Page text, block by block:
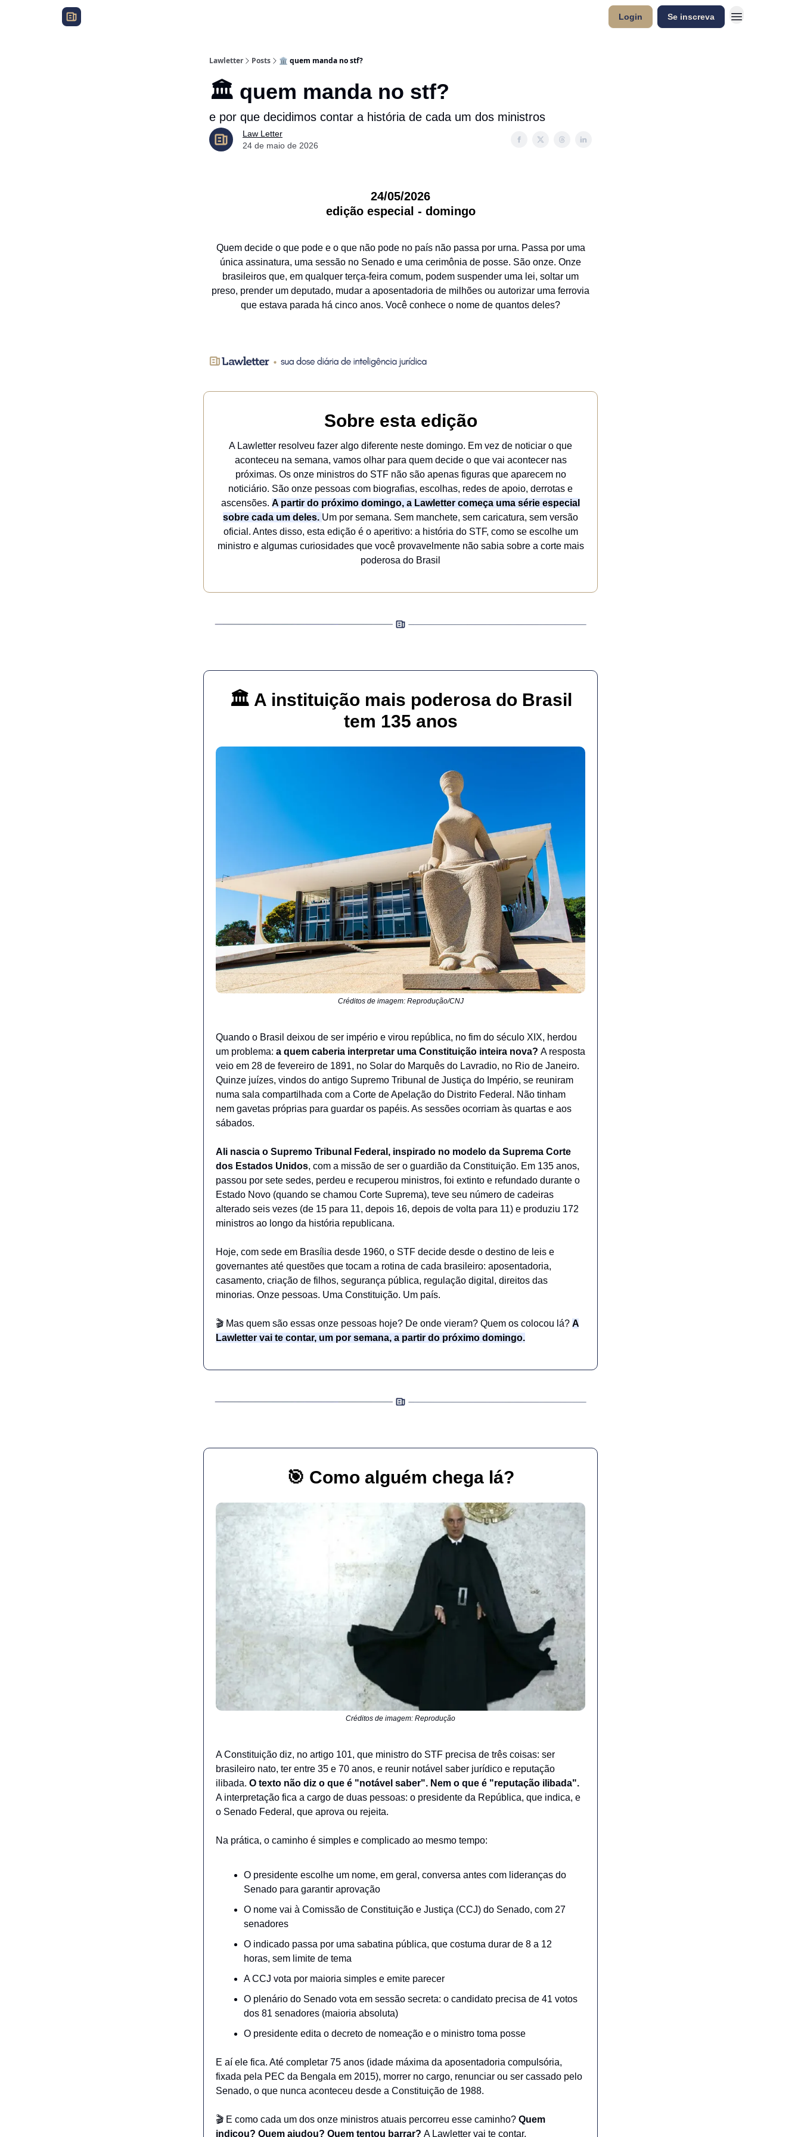
Login Se inscreva
Lawletter Posts 🏛️ quem manda no stf?
🏛️ quem manda no stf?
e por que decidimos contar a história de cada um dos ministros
Law Letter
24 de maio de 2026
24/05/2026
edição especial - domingo
Quem decide o que pode e o que não pode no país não passa por urna. Passa por uma
única assinatura, uma sessão no Senado e uma cerimônia de posse. São onze. Onze
brasileiros que, em qualquer terça-feira comum, podem suspender uma lei, soltar um
preso, prender um deputado, mudar a aposentadoria de milhões ou autorizar uma ferrovia
que estava parada há cinco anos. Você conhece o nome de quantos deles?
Sobre esta edição
A Lawletter resolveu fazer algo diferente neste domingo. Em vez de noticiar o que
aconteceu na semana, vamos olhar para quem decide o que vai acontecer nas
próximas. Os onze ministros do STF não são apenas figuras que aparecem no
noticiário. São onze pessoas com biografias, escolhas, redes de apoio, derrotas e
ascensões. A partir do próximo domingo, a Lawletter começa uma série especial
sobre cada um deles. Um por semana. Sem manchete, sem caricatura, sem versão
oficial. Antes disso, esta edição é o aperitivo: a história do STF, como se escolhe um
ministro e algumas curiosidades que você provavelmente não sabia sobre a corte mais
poderosa do Brasil
🏛️ A instituição mais poderosa do Brasil
tem 135 anos
Créditos de imagem: Reprodução/CNJ
Quando o Brasil deixou de ser império e virou república, no fim do século XIX, herdou
um problema: a quem caberia interpretar uma Constituição inteira nova? A resposta
veio em 28 de fevereiro de 1891, no Solar do Marquês do Lavradio, no Rio de Janeiro.
Quinze juízes, vindos do antigo Supremo Tribunal de Justiça do Império, se reuniram
numa sala compartilhada com a Corte de Apelação do Distrito Federal. Não tinham
nem gavetas próprias para guardar os papéis. As sessões ocorriam às quartas e aos
sábados.
Ali nascia o Supremo Tribunal Federal, inspirado no modelo da Suprema Corte
dos Estados Unidos, com a missão de ser o guardião da Constituição. Em 135 anos,
passou por sete sedes, perdeu e recuperou ministros, foi extinto e refundado durante o
Estado Novo (quando se chamou Corte Suprema), teve seu número de cadeiras
alterado seis vezes (de 15 para 11, depois 16, depois de volta para 11) e produziu 172
ministros ao longo da história republicana.
Hoje, com sede em Brasília desde 1960, o STF decide desde o destino de leis e
governantes até questões que tocam a rotina de cada brasileiro: aposentadoria,
casamento, criação de filhos, segurança pública, regulação digital, direitos das
minorias. Onze pessoas. Uma Constituição. Um país.
🎬 Mas quem são essas onze pessoas hoje? De onde vieram? Quem os colocou lá? A
Lawletter vai te contar, um por semana, a partir do próximo domingo.
🎯 Como alguém chega lá?
Créditos de imagem: Reprodução
A Constituição diz, no artigo 101, que ministro do STF precisa de três coisas: ser
brasileiro nato, ter entre 35 e 70 anos, e reunir notável saber jurídico e reputação
ilibada. O texto não diz o que é "notável saber". Nem o que é "reputação ilibada".
A interpretação fica a cargo de duas pessoas: o presidente da República, que indica, e
o Senado Federal, que aprova ou rejeita.
Na prática, o caminho é simples e complicado ao mesmo tempo:
O presidente escolhe um nome, em geral, conversa antes com lideranças do
Senado para garantir aprovação
O nome vai à Comissão de Constituição e Justiça (CCJ) do Senado, com 27
senadores
O indicado passa por uma sabatina pública, que costuma durar de 8 a 12
horas, sem limite de tema
A CCJ vota por maioria simples e emite parecer
O plenário do Senado vota em sessão secreta: o candidato precisa de 41 votos
dos 81 senadores (maioria absoluta)
O presidente edita o decreto de nomeação e o ministro toma posse
E aí ele fica. Até completar 75 anos (idade máxima da aposentadoria compulsória,
fixada pela PEC da Bengala em 2015), morrer no cargo, renunciar ou ser cassado pelo
Senado, o que nunca aconteceu desde a Constituição de 1988.
🎬 E como cada um dos onze ministros atuais percorreu esse caminho? Quem
indicou? Quem ajudou? Quem tentou barrar? A Lawletter vai te contar.